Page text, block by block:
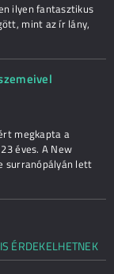
ilyen fantasztikus
mint az ír lány,
megkapta a
éves. A New
surranópályán lett
ÉRDEKELHETNEK